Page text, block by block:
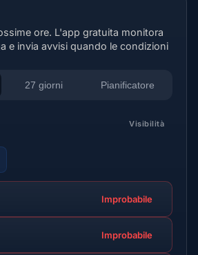
ore. L'app gratuita monitora
e invia avvisi quando le condizioni
27 giorni Pianificatore
Visibilità
Improbabile
Improbabile